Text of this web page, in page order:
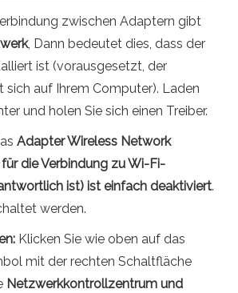
zwischen Adaptern gibt
, Dann bedeutet dies, dass der
ist (vorausgesetzt, der
sich auf Ihrem Computer). Laden
und holen Sie sich einen Treiber.
Adapter Wireless Network
die Verbindung zu Wi-Fi-
ist) ist einfach deaktiviert.
werden.
Klicken Sie wie oben auf das
mit der rechten Schaltfläche
Netzwerkkontrollzentrum und